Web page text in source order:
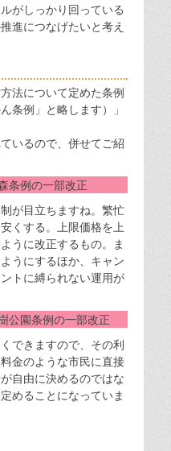
がしっかり回っている
進につなげたいと考え
法について定めた条例
条例」と略します）」
いるので、併せてご紹
条例の一部改正
が目立ちますね。繁忙
くする。上限価格を上
うに改正するもの。ま
うにするほか、キャン
トに縛られない運用が
公園条例の一部改正
できますので、その利
金のような市民に直接
自由に決めるのではな
めることになっていま